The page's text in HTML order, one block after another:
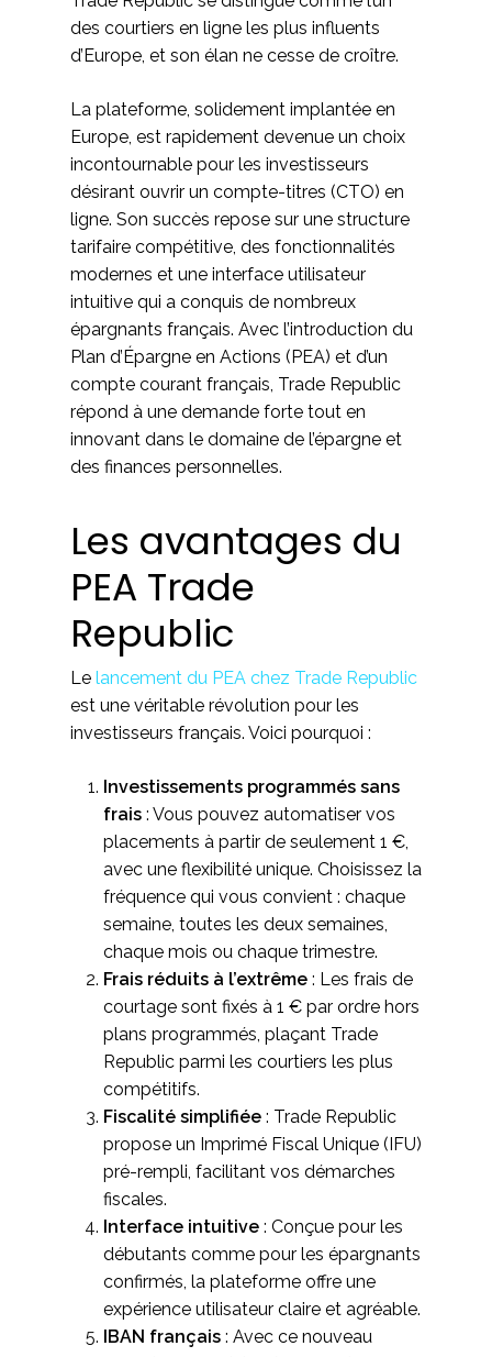
des courtiers en ligne les plus influents
d’Europe, et son élan ne cesse de croître.
La plateforme, solidement implantée en
Europe, est rapidement devenue un choix
incontournable pour les investisseurs
désirant ouvrir un compte-titres (CTO) en
ligne. Son succès repose sur une structure
tarifaire compétitive, des fonctionnalités
modernes et une interface utilisateur
intuitive qui a conquis de nombreux
épargnants français. Avec l’introduction du
Plan d’Épargne en Actions (PEA) et d’un
compte courant français, Trade Republic
répond à une demande forte tout en
innovant dans le domaine de l’épargne et
des finances personnelles.
Les avantages du
PEA Trade
Republic
Le lancement du PEA chez Trade Republic
est une véritable révolution pour les
investisseurs français. Voici pourquoi :
Investissements programmés sans
frais : Vous pouvez automatiser vos
placements à partir de seulement 1 €,
avec une flexibilité unique. Choisissez la
fréquence qui vous convient : chaque
semaine, toutes les deux semaines,
chaque mois ou chaque trimestre.
Frais réduits à l’extrême : Les frais de
courtage sont fixés à 1 € par ordre hors
plans programmés, plaçant Trade
Republic parmi les courtiers les plus
compétitifs.
Fiscalité simplifiée : Trade Republic
propose un Imprimé Fiscal Unique (IFU)
pré-rempli, facilitant vos démarches
fiscales.
Interface intuitive : Conçue pour les
débutants comme pour les épargnants
confirmés, la plateforme offre une
expérience utilisateur claire et agréable.
IBAN français : Avec ce nouveau